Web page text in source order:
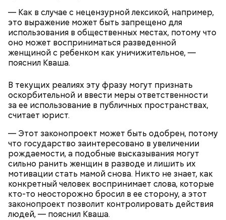
— Как в случае с нецензурной лексикой, например,
это выражение может быть запрещено для
использования в общественных местах, потому что
оно может восприниматься разведенной
женщиной с ребенком как уничижительное, —
пояснил Кваша.
В текущих реалиях эту фразу могут признать
оскорбительной и ввести меры ответственности
за ее использование в публичных пространствах,
считает юрист.
— Этот законопроект может быть одобрен, потому
что государство заинтересовано в увеличении
рождаемости, а подобные высказывания могут
сильно ранить женщин в разводе и лишить их
мотивации стать мамой снова. Никто не знает, как
конкретный человек воспринимает слова, которые
кто-то неосторожно бросил в ее сторону, а этот
законопроект позволит контролировать действия
людей, — пояснил Кваша.
Праздник любви, или Ту бе-Ав, отмечается в
Израиле как местный аналог Дня святого
Валентина. Влюбленные в этот день делают друг
устраивают свидания и признаются в своих
чувствах. Праздник уходит корнями в далекое
прошлое — во времена существования еврейской
традиции, когда девушки надевали белые платья и
водили хороводы в виноградниках, а юноши
искали себе невест.